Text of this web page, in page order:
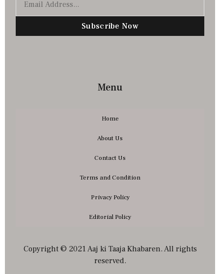
Subscribe Now
Menu
Home
About Us
Contact Us
Terms and Condition
Privacy Policy
Editorial Policy
Copyright © 2021 Aaj ki Taaja Khabaren. All rights
reserved.